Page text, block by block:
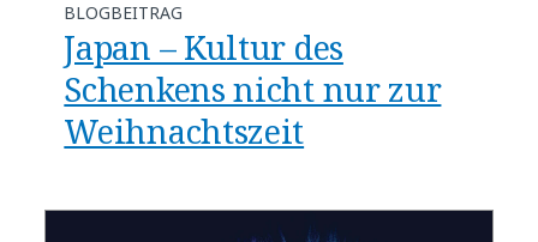
BLOGBEITRAG
Japan – Kultur des
Schenkens nicht nur zur
Weihnachtszeit